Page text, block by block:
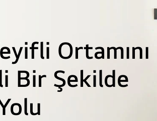
Ortamını
Bir Şekilde